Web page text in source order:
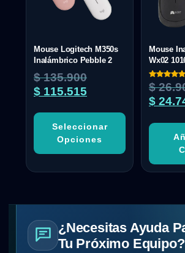
Mouse Logitech M350s
Inalámbrico Pebble 2
$135.900
$ 115.515
Seleccionar
Opciones
Mouse
Wx02
Valorado
con
5.00
de 5
$
$
¿Necesitas Ayuda
Tu Próximo Equipo?